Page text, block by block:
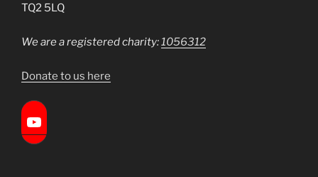
TQ2 5LQ
We are a registered charity: 1056312
Donate to us here
Torbay Islamic Centre